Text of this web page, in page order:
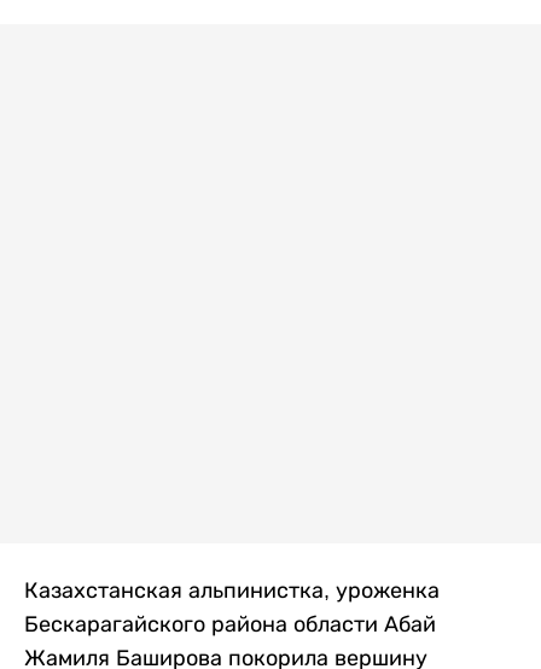
Казахстанская альпинистка, уроженка
Бескарагайского района области Абай
Жамиля Баширова покорила вершину